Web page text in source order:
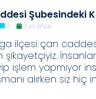
Şubesindeki
0 3 yıl önce
ilçesi çan
şikayetçiyiz.
işlem yapmıyor
alırken siz hiç